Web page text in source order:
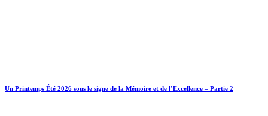
Un Printemps Été 2026 sous le signe de la Mémoire et de l’Excellence – Partie 2